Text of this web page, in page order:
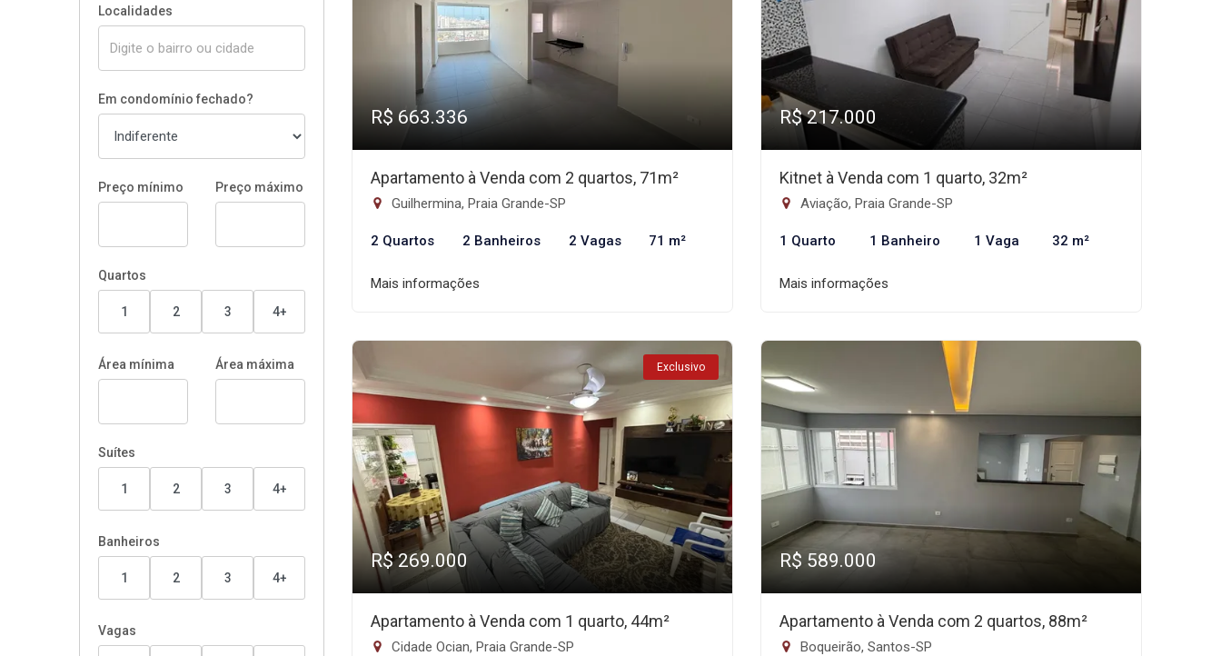
Localidades
Em condomínio fechado?
Preço mínimo Preço máximo
Quartos
1 2 3 4+
Área mínima Área máxima
Suítes
1 2 3 4+
Banheiros
1 2 3 4+
Vagas
R$ 663.336
Apartamento à Venda com 2 quartos, 71m²
Guilhermina, Praia Grande-SP
2 Quartos 2 Banheiros 2 Vagas 71 m²
Mais informações
R$ 217.000
Kitnet à Venda com 1 quarto, 32m²
Aviação, Praia Grande-SP
1 Quarto 1 Banheiro 1 Vaga 32 m²
Mais informações
Exclusivo
R$ 269.000
Apartamento à Venda com 1 quarto, 44m²
Cidade Ocian, Praia Grande-SP
R$ 589.000
Apartamento à Venda com 2 quartos, 88m²
Boqueirão, Santos-SP